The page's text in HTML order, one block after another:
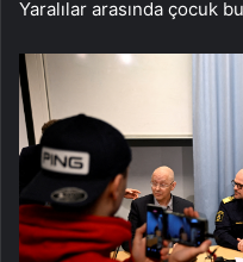
Yaralılar arasında çocuk